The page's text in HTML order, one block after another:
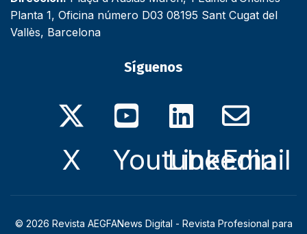
Planta 1, Oficina número D03 08195 Sant Cugat del
Vallès, Barcelona
Síguenos
X YoutubeLinkedin
Email
© 2026 Revista AEGFANews Digital - Revista Profesional para